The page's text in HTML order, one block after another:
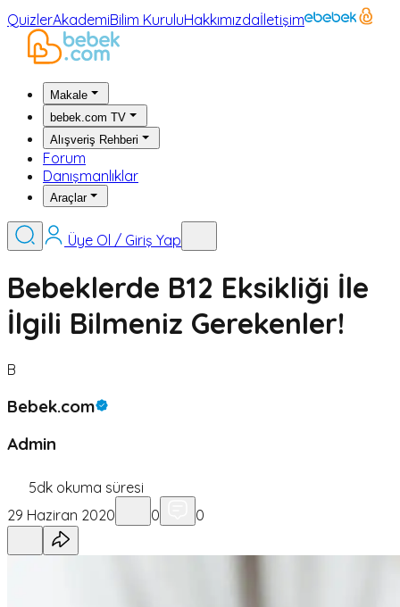
QuizlerAkademiBilim KuruluHakkımızdaİletişim
Makale
bebek.com TV
Alışveriş Rehberi
Forum
Danışmanlıklar
Araçlar
Üye Ol / Giriş Yap
Bebeklerde B12 Eksikliği İle
İlgili Bilmeniz Gerekenler!
B
Bebek.com
Admin
5dk okuma süresi
29 Haziran 2020
0 0